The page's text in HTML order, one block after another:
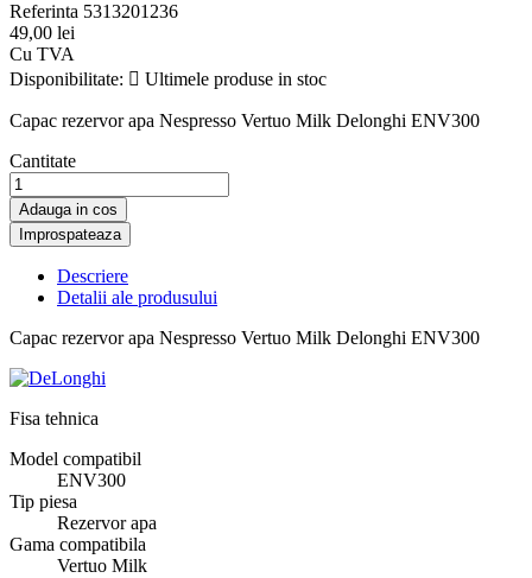
Referinta 5313201236
49,00 lei
Cu TVA
Disponibilitate:  Ultimele produse in stoc
Capac rezervor apa Nespresso Vertuo Milk Delonghi ENV300
Cantitate
Adauga in cos
Descriere
Detalii ale produsului
Capac rezervor apa Nespresso Vertuo Milk Delonghi ENV300
Fisa tehnica
Model compatibil
ENV300
Tip piesa
Rezervor apa
Gama compatibila
Vertuo Milk